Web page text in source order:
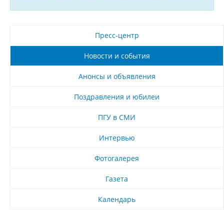
Пресс-центр
Новости и события
Анонсы и объявления
Поздравления и юбилеи
ПГУ в СМИ
Интервью
Фотогалерея
Газета
Календарь